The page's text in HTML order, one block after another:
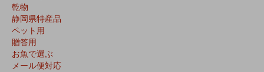
乾物
静岡県特産品
ペット用
贈答用
お魚で選ぶ
メール便対応